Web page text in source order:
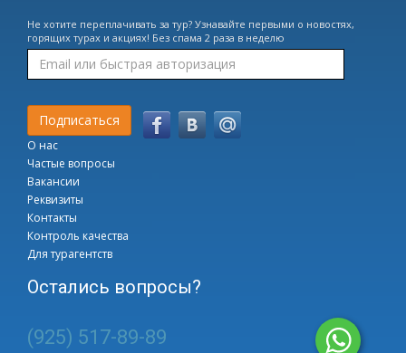
Не хотите переплачивать за тур? Узнавайте первыми о новостях,
горящих турах и акциях! Без спама 2 раза в неделю
О нас
Частые вопросы
Вакансии
Реквизиты
Контакты
Контроль качества
Для турагентств
Остались вопросы?
(925) 517-89-89